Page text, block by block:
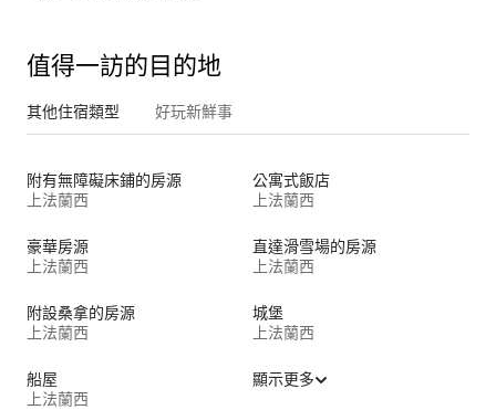
值得一訪的目的地
其他住宿類型 好玩新鮮事
附有無障礙床鋪的房源
上法蘭西
公寓式飯店
上法蘭西
豪華房源
上法蘭西
直達滑雪場的房源
上法蘭西
附設桑拿的房源
上法蘭西
城堡
上法蘭西
船屋
上法蘭西
顯示更多